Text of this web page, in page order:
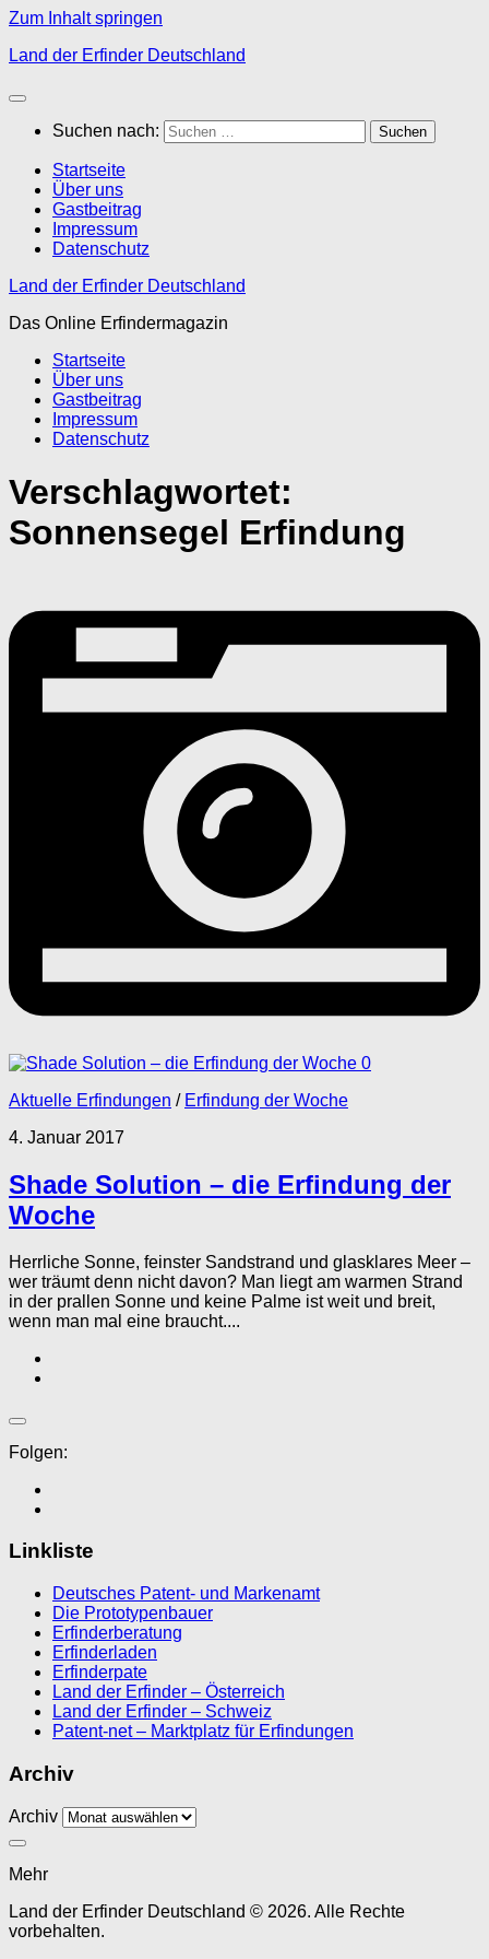
Zum Inhalt springen
Land der Erfinder Deutschland
Suchen nach:
Startseite
Über uns
Gastbeitrag
Impressum
Datenschutz
Land der Erfinder Deutschland
Das Online Erfindermagazin
Startseite
Über uns
Gastbeitrag
Impressum
Datenschutz
Verschlagwortet:
Sonnensegel Erfindung
0
Aktuelle Erfindungen / Erfindung der Woche
4. Januar 2017
Shade Solution – die Erfindung der
Woche
Herrliche Sonne, feinster Sandstrand und glasklares Meer –
wer träumt denn nicht davon? Man liegt am warmen Strand
in der prallen Sonne und keine Palme ist weit und breit,
wenn man mal eine braucht....
Folgen:
Linkliste
Deutsches Patent- und Markenamt
Die Prototypenbauer
Erfinderberatung
Erfinderladen
Erfinderpate
Land der Erfinder – Österreich
Land der Erfinder – Schweiz
Patent-net – Marktplatz für Erfindungen
Archiv
Archiv
Mehr
Land der Erfinder Deutschland © 2026. Alle Rechte
vorbehalten.